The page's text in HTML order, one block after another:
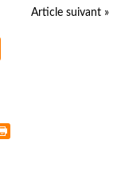
Article suivant »